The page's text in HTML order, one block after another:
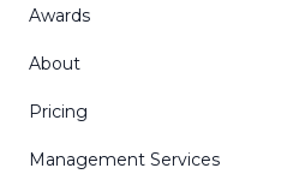
Awards
About
Pricing
Management Services